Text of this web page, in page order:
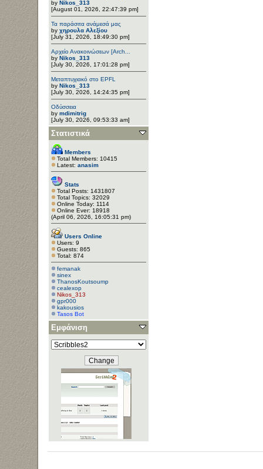
by Nikos_313
[August 01, 2026, 22:47:39 pm]
Τα παράσιτα ανάμεσά μας
by χηρουλα Αλεξίου
[July 31, 2026, 18:49:30 pm]
Αρχείο Ανακοινώσεων [Arch...
by Nikos_313
[July 30, 2026, 17:01:28 pm]
Μεταπτυχιακό στο EPFL
by Nikos_313
[July 30, 2026, 14:24:35 pm]
Οδύσσεια
by mdimitrig
[July 30, 2026, 09:53:33 am]
Στατιστικά
Members
Total Members: 10415
Latest: anasim
Stats
Total Posts: 1431807
Total Topics: 32029
Online Today: 1114
Online Ever: 18918
(April 06, 2026, 16:05:31 pm)
Users Online
Users: 9
Guests: 865
Total: 874
femanak
sinex
ThanosKoutsoump
cealexop
Nikos_313
gpr000
kakousios
Tasos Bot
Εμφάνιση